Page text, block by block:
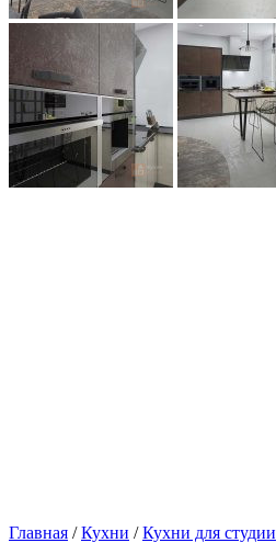
Главная /Кухни /Кухни для студии